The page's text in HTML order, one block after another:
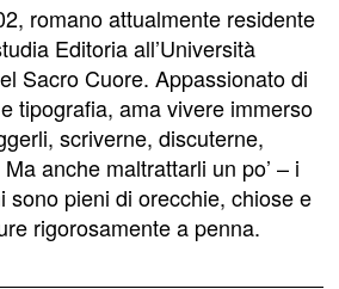
romano attualmente residente
Editoria all’Università
Sacro Cuore. Appassionato di
tipografia, ama vivere immerso
scriverne, discuterne,
anche maltrattarli un po’ – i
sono pieni di orecchie, chiose e
rigorosamente a penna.